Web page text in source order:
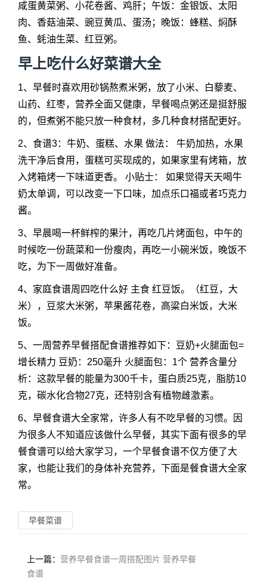
咸蛋黄菜粥、小花卷酱、鸡肝；午饭：金银饭、太阳
肉、香菇油菜、豌豆黄瓜、蛋汤；晚饭：蜂糕、焖酥
鱼、蚝油生菜、红豆粥。
早上吃什么好菜谱大全
1、早餐时喜欢用砂锅熬煮米粥，放了小米、白藜麦、
山药、红枣，营养全面又健康，早餐喝点粥还是挺舒服
的，但煮粥不能只放一种食材，多几种食材搭配更好。
2、食谱3：牛奶、蛋糕、水果 做法： 牛奶加热，水果
洗干净后食用，蛋糕可买现成的，如果家里有烤箱，放
入烤箱烤一下味道更香。 小贴士： 如果觉得天天喝牛
奶太单调，可以改变一下口味，加点乐口福或者巧克力
酱。
3、早晨喝一杯鲜榨的果汁，再吃几片烤面包，中午的
时候吃一份蔬菜和一份瘦肉，再吃一小碗米饭，晚饭不
吃，为下一周做好准备。
4、家庭食谱周四吃什么好 主食 红豆饭。（红豆，大
米），豆浆大米粥，苹果酱花卷，高粱白米饭，大米
饭。
5、一周营养早餐搭配食谱推荐如下：豆奶+火腿面包=
增长精力 豆奶：250毫升 火腿面包：1个 营养含量分
析：这款早餐的能量为300千卡，蛋白质25克，脂肪10
克，碳水化合物27克，还特别含有植物雌激素。
6、早餐食谱大全家常，许多人有不吃早餐的习惯。因
为很多人不知道应该做什么早餐，其实下面有很多的早
餐食谱可以给大家学习，一个早餐食谱不仅方便了大
家，也能让我们的身体补充营养，下面是餐食谱大全家
常。
早餐菜谱
上一篇： 营养早餐食谱一周搭配图片 营养早餐
食谱